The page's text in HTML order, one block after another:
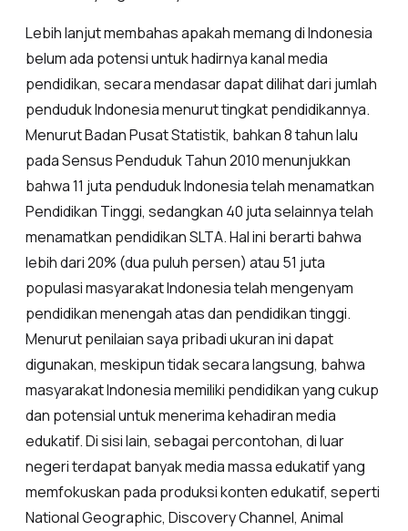
Lebih lanjut membahas apakah memang di Indonesia
belum ada potensi untuk hadirnya kanal media
pendidikan, secara mendasar dapat dilihat dari jumlah
penduduk Indonesia menurut tingkat pendidikannya.
Menurut Badan Pusat Statistik, bahkan 8 tahun lalu
pada Sensus Penduduk Tahun 2010 menunjukkan
bahwa 11 juta penduduk Indonesia telah menamatkan
Pendidikan Tinggi, sedangkan 40 juta selainnya telah
menamatkan pendidikan SLTA. Hal ini berarti bahwa
lebih dari 20% (dua puluh persen) atau 51 juta
populasi masyarakat Indonesia telah mengenyam
pendidikan menengah atas dan pendidikan tinggi.
Menurut penilaian saya pribadi ukuran ini dapat
digunakan, meskipun tidak secara langsung, bahwa
masyarakat Indonesia memiliki pendidikan yang cukup
dan potensial untuk menerima kehadiran media
edukatif. Di sisi lain, sebagai percontohan, di luar
negeri terdapat banyak media massa edukatif yang
memfokuskan pada produksi konten edukatif, seperti
National Geographic, Discovery Channel, Animal